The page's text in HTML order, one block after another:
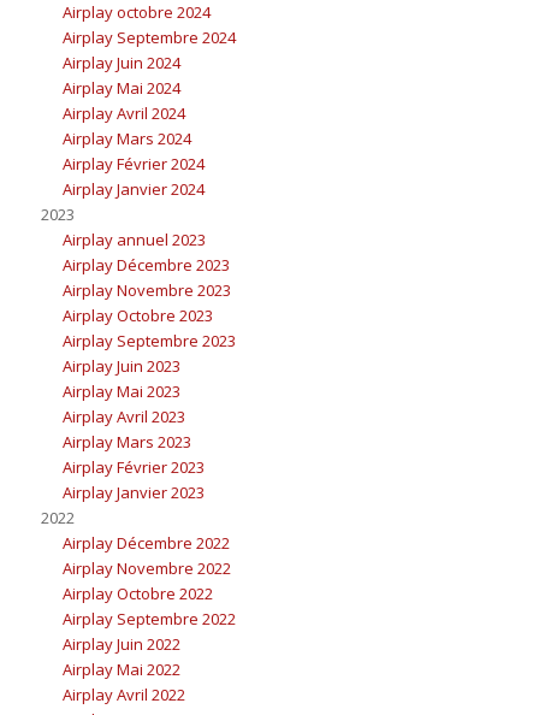
Airplay octobre 2024
Airplay Septembre 2024
Airplay Juin 2024
Airplay Mai 2024
Airplay Avril 2024
Airplay Mars 2024
Airplay Février 2024
Airplay Janvier 2024
2023
Airplay annuel 2023
Airplay Décembre 2023
Airplay Novembre 2023
Airplay Octobre 2023
Airplay Septembre 2023
Airplay Juin 2023
Airplay Mai 2023
Airplay Avril 2023
Airplay Mars 2023
Airplay Février 2023
Airplay Janvier 2023
2022
Airplay Décembre 2022
Airplay Novembre 2022
Airplay Octobre 2022
Airplay Septembre 2022
Airplay Juin 2022
Airplay Mai 2022
Airplay Avril 2022